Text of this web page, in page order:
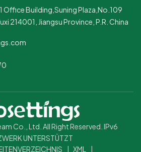
Office Building,Suning Plaza,No.109
214001, Jiangsu Province, P.R. China
Co., Ltd. All Right Reserved. IPv6
UNTERSTÜTZT
| XML |